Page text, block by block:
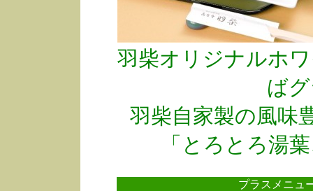
羽柴オリジナルホ
ば
羽柴自家製の風味
「とろとろ湯
プラスメニ